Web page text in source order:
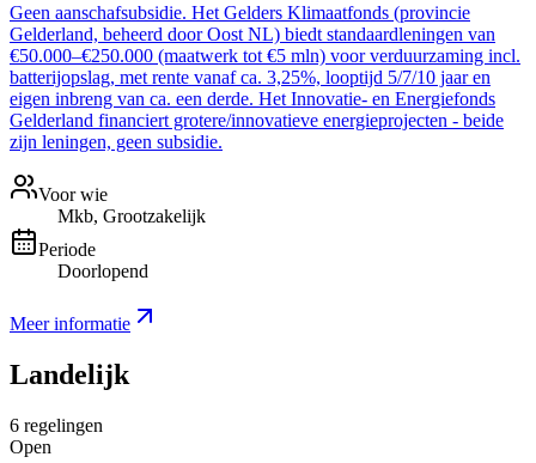
Geen aanschafsubsidie. Het Gelders Klimaatfonds (provincie
Gelderland, beheerd door Oost NL) biedt standaardleningen van
€50.000–€250.000 (maatwerk tot €5 mln) voor verduurzaming incl.
batterijopslag, met rente vanaf ca. 3,25%, looptijd 5/7/10 jaar en
eigen inbreng van ca. een derde. Het Innovatie- en Energiefonds
Gelderland financiert grotere/innovatieve energieprojecten - beide
zijn leningen, geen subsidie.
Voor wie
Mkb, Grootzakelijk
Periode
Doorlopend
Meer informatie
Landelijk
6 regelingen
Open